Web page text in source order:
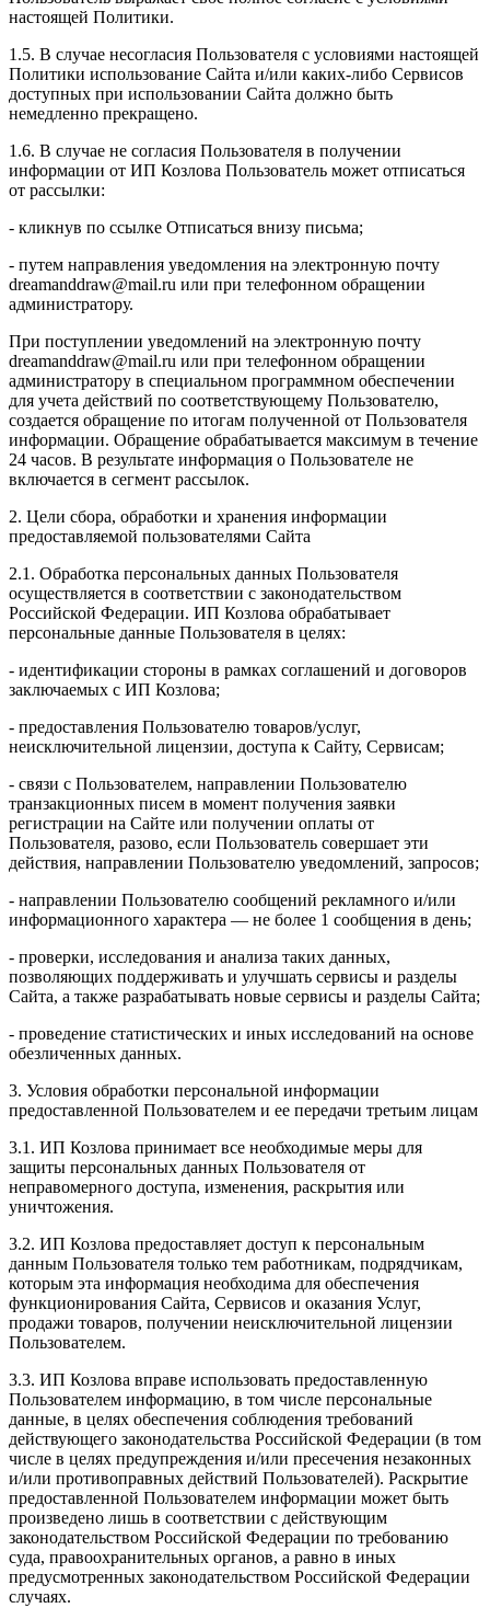
настоящей Политики.
1.5. В случае несогласия Пользователя с условиями настоящей
Политики использование Сайта и/или каких-либо Сервисов
доступных при использовании Сайта должно быть
немедленно прекращено.
1.6. В случае не согласия Пользователя в получении
информации от ИП Козлова Пользователь может отписаться
от рассылки:
- кликнув по ссылке Отписаться внизу письма;
- путем направления уведомления на электронную почту
dreamanddraw@mail.ru или при телефонном обращении
администратору.
При поступлении уведомлений на электронную почту
dreamanddraw@mail.ru или при телефонном обращении
администратору в специальном программном обеспечении
для учета действий по соответствующему Пользователю,
создается обращение по итогам полученной от Пользователя
информации. Обращение обрабатывается максимум в течение
24 часов. В результате информация о Пользователе не
включается в сегмент рассылок.
2. Цели сбора, обработки и хранения информации
предоставляемой пользователями Сайта
2.1. Обработка персональных данных Пользователя
осуществляется в соответствии с законодательством
Российской Федерации. ИП Козловa обрабатывает
персональные данные Пользователя в целях:
- идентификации стороны в рамках соглашений и договоров
заключаемых с ИП Козлова;
- предоставления Пользователю товаров/услуг,
неисключительной лицензии, доступа к Сайту, Сервисам;
- связи с Пользователем, направлении Пользователю
транзакционных писем в момент получения заявки
регистрации на Сайте или получении оплаты от
Пользователя, разово, если Пользователь совершает эти
действия, направлении Пользователю уведомлений, запросов;
- направлении Пользователю сообщений рекламного и/или
информационного характера — не более 1 сообщения в день;
- проверки, исследования и анализа таких данных,
позволяющих поддерживать и улучшать сервисы и разделы
Сайта, а также разрабатывать новые сервисы и разделы Сайта;
- проведение статистических и иных исследований на основе
обезличенных данных.
3. Условия обработки персональной информации
предоставленной Пользователем и ее передачи третьим лицам
3.1. ИП Козлова принимает все необходимые меры для
защиты персональных данных Пользователя от
неправомерного доступа, изменения, раскрытия или
уничтожения.
3.2. ИП Козлова предоставляет доступ к персональным
данным Пользователя только тем работникам, подрядчикам,
которым эта информация необходима для обеспечения
функционирования Сайта, Сервисов и оказания Услуг,
продажи товаров, получении неисключительной лицензии
Пользователем.
3.3. ИП Козлова вправе использовать предоставленную
Пользователем информацию, в том числе персональные
данные, в целях обеспечения соблюдения требований
действующего законодательства Российской Федерации (в том
числе в целях предупреждения и/или пресечения незаконных
и/или противоправных действий Пользователей). Раскрытие
предоставленной Пользователем информации может быть
произведено лишь в соответствии с действующим
законодательством Российской Федерации по требованию
суда, правоохранительных органов, а равно в иных
предусмотренных законодательством Российской Федерации
случаях.